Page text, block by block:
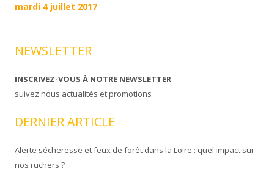
mardi 4 juillet 2017
NEWSLETTER
INSCRIVEZ-VOUS À NOTRE NEWSLETTER
suivez nous actualités et promotions
DERNIER ARTICLE
Alerte sécheresse et feux de forêt dans la Loire : quel impact sur
nos ruchers ?